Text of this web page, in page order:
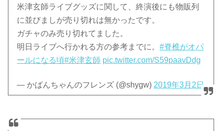
米津玄師ライブグッズに関して、終演後にも物販列
に並びましが売り切れは無かったです。
ガチャのみ売り切れてました。
明日ライブへ行かれる方の参考までに。#脊椎がオパ
ールになる頃#米津玄師 pic.twitter.com/S59paavDdg
— かばんちゃんのフレンズ (@shygw)2019年3月2日